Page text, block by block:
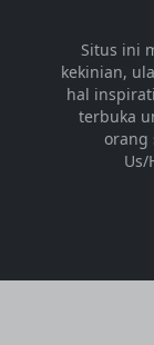
Situs ini
kekinian,
hal
terbuka
orang
Us/